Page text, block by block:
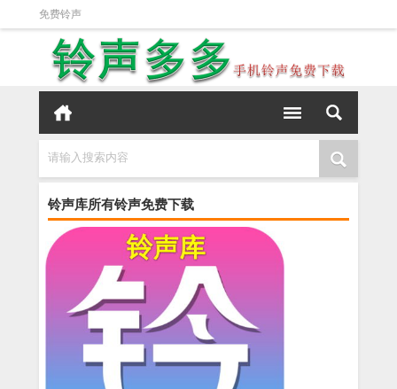
免费铃声
请输入搜索内容
铃声库所有铃声免费下载